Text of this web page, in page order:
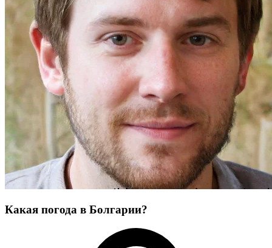
Какая погода в Болгарии?